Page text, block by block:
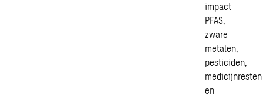
impact
PFAS,
zware
metalen,
pesticiden,
medicijnresten
en